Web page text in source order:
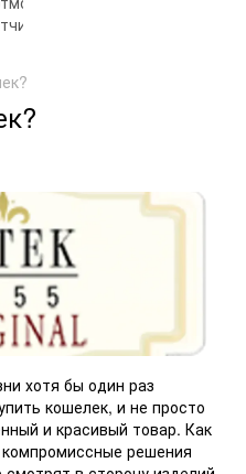
хотя бы один раз
кошелек, и не просто
и красивый товар. Как
решения